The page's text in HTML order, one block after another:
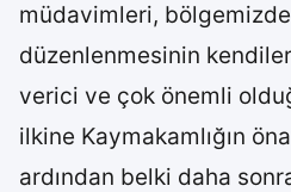
müdavimleri,
düzenlenmesinin
verici ve çok önemli
ilkine Kaymakamlığın
ardından belki daha